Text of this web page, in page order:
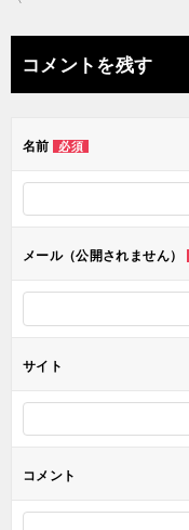
ナ
ビ
ー
ン
コメントを残す
名前 必須
メール（公開されません）
サイト
コメント